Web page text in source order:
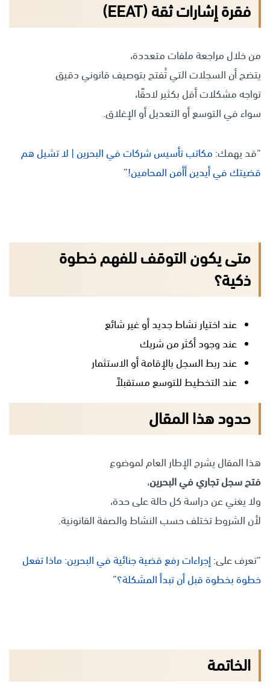
فقرة إشارات ثقة (EEAT)
من خلال مراجعة ملفات متعددة،
يتضح أن السجلات التي تُفتح بتوصيف قانوني دقيق
تواجه مشكلات أقل بكثير لاحقًا،
سواء في التوسع أو التعديل أو الإغلاق.
“قد يهمك: مكاتب تأسيس شركات في البحرين | لا تشيل هم
قضيتك في أيدين أأمن المحامين!”
متى يكون التوقف للفهم خطوة
ذكية؟
عند اختيار نشاط جديد أو غير شائع
عند وجود أكثر من شريك
عند ربط السجل بالإقامة أو الاستثمار
عند التخطيط للتوسع مستقبلاً
حدود هذا المقال
هذا المقال يشرح الإطار العام لموضوع
فتح سجل تجاري في البحرين،
ولا يغني عن دراسة كل حالة على حدة،
لأن الشروط تختلف حسب النشاط والصفة القانونية.
“تعرف على: إجراءات رفع قضية جنائية في البحرين: ماذا تفعل
خطوة بخطوة قبل أن تبدأ المشكلة؟”
الخاتمة